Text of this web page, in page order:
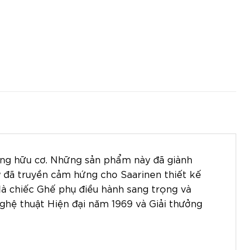
hữu cơ. Những sản phẩm này đã giành
truyền cảm hứng cho Saarinen thiết kế
Ghế phụ điều hành sang trọng và
thuật Hiện đại năm 1969 và Giải thưởng